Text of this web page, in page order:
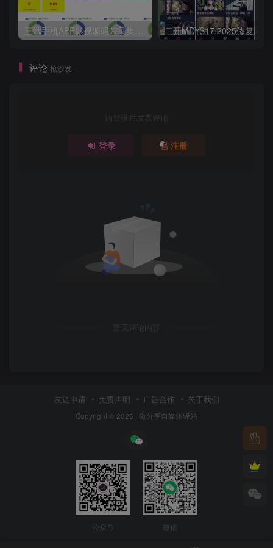
评论 抢沙发
请登录后发表评论
登录 注册
暂无评论内容
友链申请 免责声明 广告合作 关于我们
Copyright © 2025 · 微分享自媒体驿站
公众号 微信